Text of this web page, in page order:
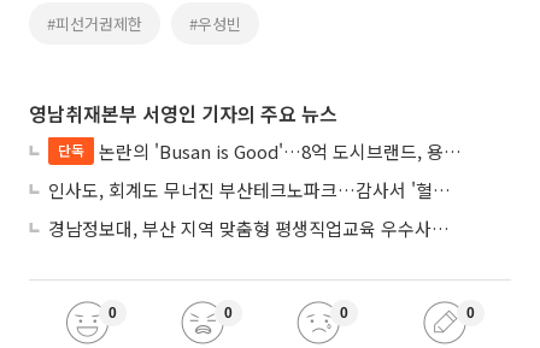
#피선거권제한 #우성빈
영남취재본부 서영인 기자의 주요 뉴스
단독
논란의 'Busan is Good'…8억 도시브랜드, 용산 대통령실 CI 업체가 수행
인사도, 회계도 무너진 부산테크노파크…감사서 '혈세 유용·인사 뒤집기' 적발
경남정보대, 부산 지역 맞춤형 평생직업교육 우수사례로 혁신 주도
0 0 0 0